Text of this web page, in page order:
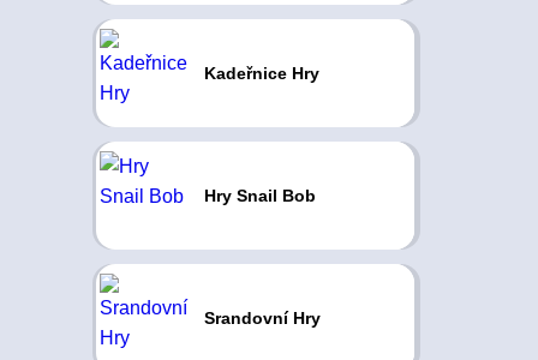
Kadeřnice Hry
Hry Snail Bob
Srandovní Hry